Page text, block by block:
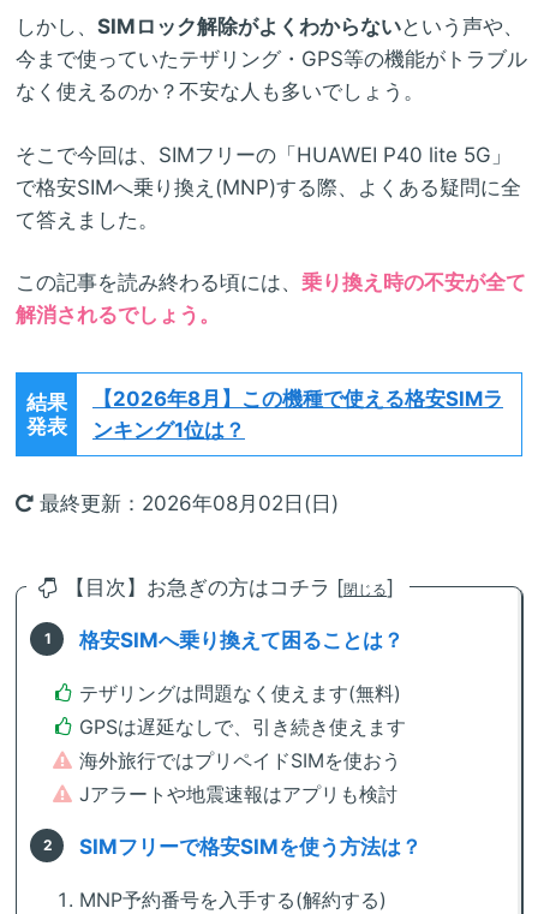
しかし、 SIMロック解除がよくわからないという声や、
今まで使っていたテザリング・GPS等の機能がトラブル
なく使えるのか？不安な人も多いでしょう。
そこで今回は、SIMフリーの「HUAWEI P40 lite 5G」
で格安SIMへ乗り換え(MNP)する際、よくある疑問に全
て答えました。
この記事を読み終わる頃には、 乗り換え時の不安が全て
解消されるでしょう。
結果
発表
【2026年8月】 この機種で使える格安SIMラ
ンキング1位は？
最終更新：2026年08月02日(日)
【目次】お急ぎの方はコチラ [閉じる]
格安SIMへ乗り換えて困ることは？
テザリングは問題なく使えます(無料)
GPSは遅延なしで、引き続き使えます
海外旅行ではプリペイドSIMを使おう
Jアラートや地震速報はアプリも検討
SIMフリーで格安SIMを使う方法は？
MNP予約番号を入手する(解約する)